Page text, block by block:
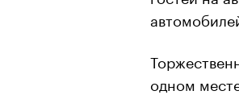
одном